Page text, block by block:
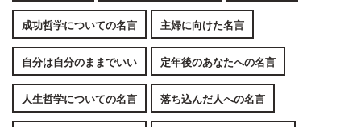
成功哲学についての名言 主婦に向けた名言
自分は自分のままでいい 定年後のあなたへの名言
人生哲学についての名言 落ち込んだ人への名言